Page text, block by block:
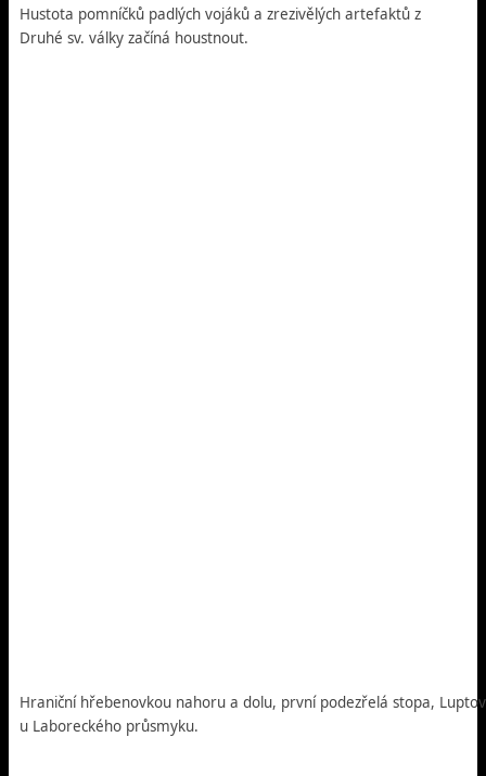
Hustota pomníčků padlých vojáků a zrezivělých artefaktů z
Druhé sv. války začíná houstnout.
Hraniční hřebenovkou nahoru a dolu, první podezřelá stopa,
u Laboreckého průsmyku.